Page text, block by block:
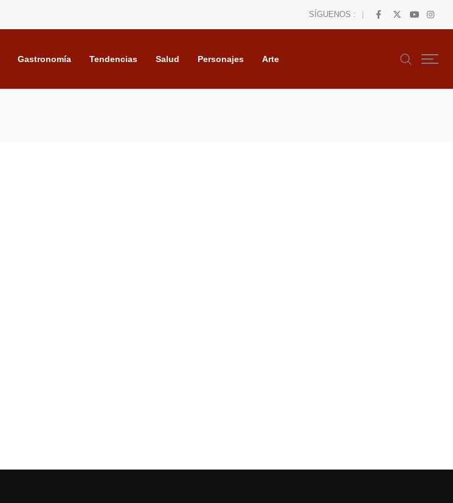
SÍGUENOS :
Gastronomía Tendencias Salud Personajes Arte